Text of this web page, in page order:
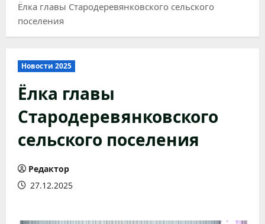
Ёлка главы Стародеревянковского сельского
поселения
Новости 2025
Ёлка главы
Стародеревянковского
сельского поселения
Редактор
27.12.2025